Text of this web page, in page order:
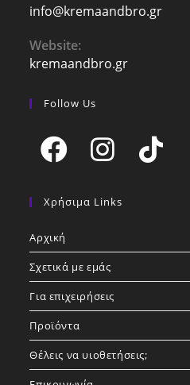
info@kremaandbro.grOpens
Website:
kremaandbro.gr
Follow Us
in
new
in
Χρήσιμα Links
Αρχική
Σχετικά με εμάς
Για επιχειρήσεις
Προϊόντα
Θέλεις να υιοθετήσεις;